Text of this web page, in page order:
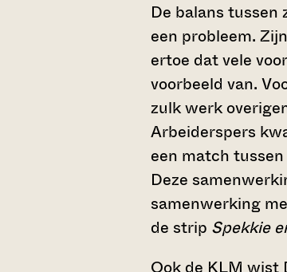
De balans tussen
een probleem.
ertoe dat vele
voorbeeld van.
zulk werk
Arbeiderspers
een match
Deze
samenwerking
de strip Spekkie